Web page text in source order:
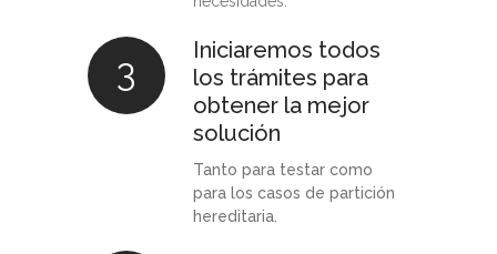
3
Iniciaremos todos
los trámites para
obtener la mejor
solución
Tanto para testar como
para los casos de partición
hereditaria.